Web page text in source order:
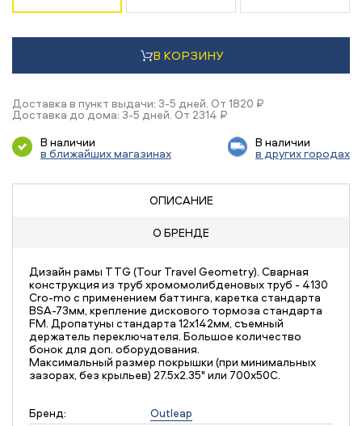
В КОРЗИНУ
Доставка в пункт выдачи: 3-5 дней. От 1820 ₽
Доставка до дома: 3-5 дней. От 2314 ₽
В наличии
в ближайших магазинах
В наличии
в других городах
ОПИСАНИЕ
О БРЕНДЕ
Дизайн рамы TTG (Tour Travel Geometry). Сварная
конструкция из труб хромомолибденовых труб - 4130
Cro-mo с применением баттинга, каретка стандарта
BSA-73мм, крепление дискового тормоза стандарта
FM. Дропатуны стандарта 12х142мм, съемный
держатель переключателя. Большое количество
бонок для доп. оборудования.
Максимальный размер покрышки (при минимальных
зазорах, без крыльев) 27.5х2.35" или 700х50С.
Бренд:
Outleap